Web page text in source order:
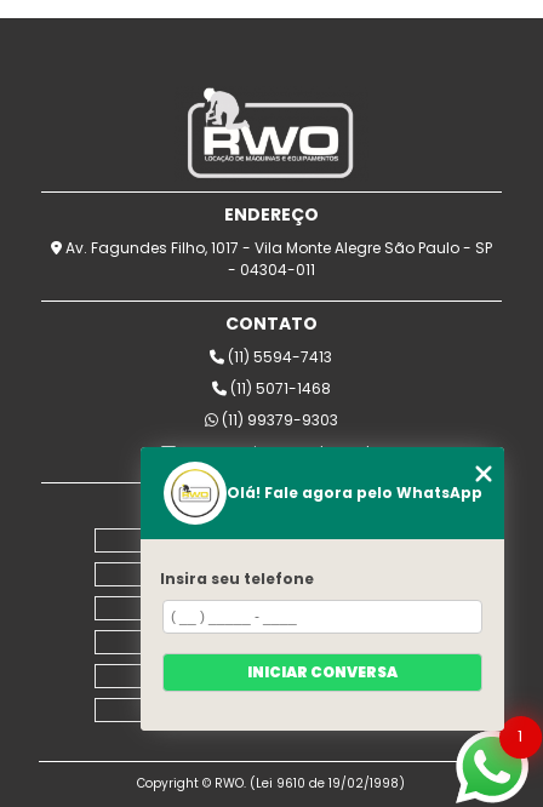
ENDEREÇO
Av. Fagundes Filho, 1017 - Vila Monte Alegre São Paulo - SP
- 04304-011
CONTATO
(11) 5594-7413
(11) 5071-1468
(11) 99379-9303
rwomaquinas@uol.com.br
MENU
Home
Empresa
Equipamentos
Contato
Copyright © RWO. (Lei 9610 de 19/02/1998)
1
Olá! Fale agora pelo WhatsApp
Insira seu telefone
INICIAR CONVERSA